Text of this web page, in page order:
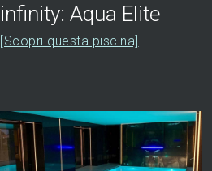
infinity: Aqua Elite
[Scopri questa piscina]